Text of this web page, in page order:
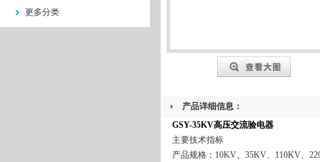
更多分类
产品详细信息：
GSY-35KV高压交流验电器
主要技术指标
产品规格：10KV、35KV、110KV、